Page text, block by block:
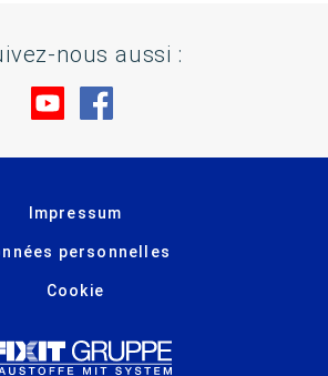
nous aussi :
Rendez-nous visite sur
Impressum
personnelles
Cookie